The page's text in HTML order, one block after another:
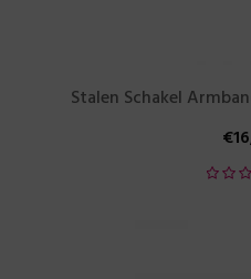
Stalen Schakel
€